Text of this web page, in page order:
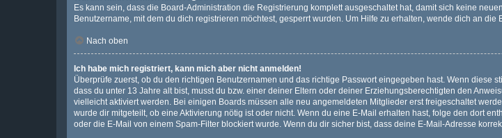
Es kann sein, dass die Board-Administration die Registrierung komplett ausgeschaltet hat, damit sich keine
Benutzername, mit dem du dich registrieren möchtest, gesperrt wurden. Um Hilfe zu erhalten, wende dich an die
Nach oben
Ich habe mich registriert, kann mich aber nicht anmelden!
Überprüfe zuerst, ob du den richtigen Benutzernamen und das richtige Passwort eingegeben hast. Wenn diese
dass du unter 13 Jahre alt bist, musst du bzw. einer deiner Eltern oder deiner Erziehungsberechtigten den
vielleicht aktiviert werden. Bei einigen Boards müssen alle neu angemeldeten Mitglieder erst freigeschaltet
wurde dir mitgeteilt, ob eine Aktivierung nötig ist oder nicht. Wenn du eine E-Mail erhalten hast, folge den dort
oder die E-Mail von einem Spam-Filter blockiert wurde. Wenn du dir sicher bist, dass deine E-Mail-Adresse